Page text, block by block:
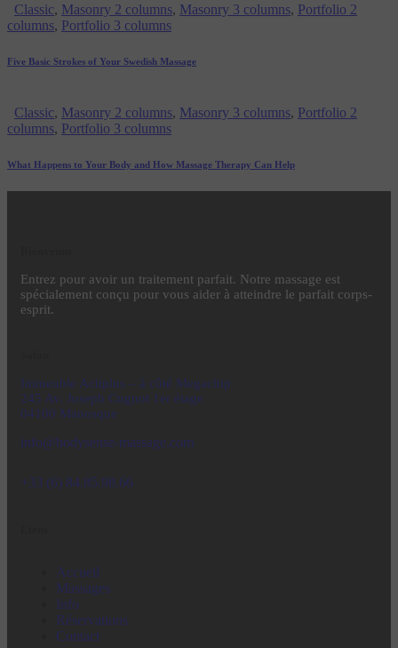
Classic, Masonry 2 columns, Masonry 3 columns, Portfolio 2
columns, Portfolio 3 columns
Five Basic Strokes of Your Swedish Massage
Classic, Masonry 2 columns, Masonry 3 columns, Portfolio 2
columns, Portfolio 3 columns
What Happens to Your Body and How Massage Therapy Can Help
Entrez pour avoir un traitement parfait. Notre massage est
spécialement conçu pour vous aider à atteindre le parfait corps-
esprit.
Immeuble Actiplus – à côté Megachip
245 Av. Joseph Cugnot 1er étage
04100 Manosque
info@bodysense-massage.com
+33 (6) 84.85.98.66
Accueil
Massages
Info
Réservations
Contact